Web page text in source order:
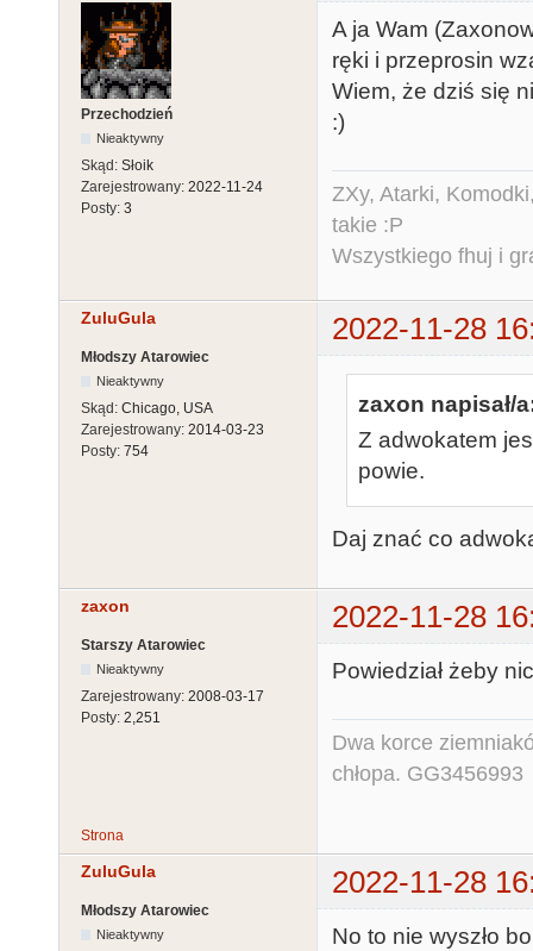
Przechodzień
Nieaktywny
Skąd: Słoik
Zarejestrowany: 2022-11-24
Posty: 3
A ja Wam
ręki i przeprosin
Wiem, że dziś się
:)
ZXy, Atarki,
takie :P
Wszystkiego fhuj i
ZuluGula 2022-11-28
Młodszy Atarowiec
Nieaktywny
Skąd: Chicago, USA
Zarejestrowany: 2014-03-23
Posty: 754
zaxon napisał/
Z adwokatem
powie.
Daj znać co
zaxon 2022-11-28
Starszy Atarowiec
Nieaktywny
Zarejestrowany: 2008-03-17
Posty: 2,251
Powiedział żeby
Dwa korce
chłopa. GG3456993
Strona
ZuluGula 2022-11-28
Młodszy Atarowiec
Nieaktywny No to nie wyszło